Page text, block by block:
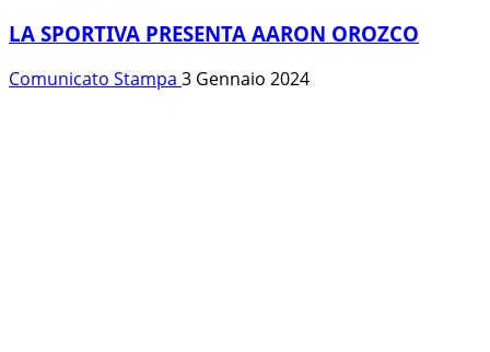
LA SPORTIVA PRESENTA AARON OROZCO
Comunicato Stampa 3 Gennaio 2024